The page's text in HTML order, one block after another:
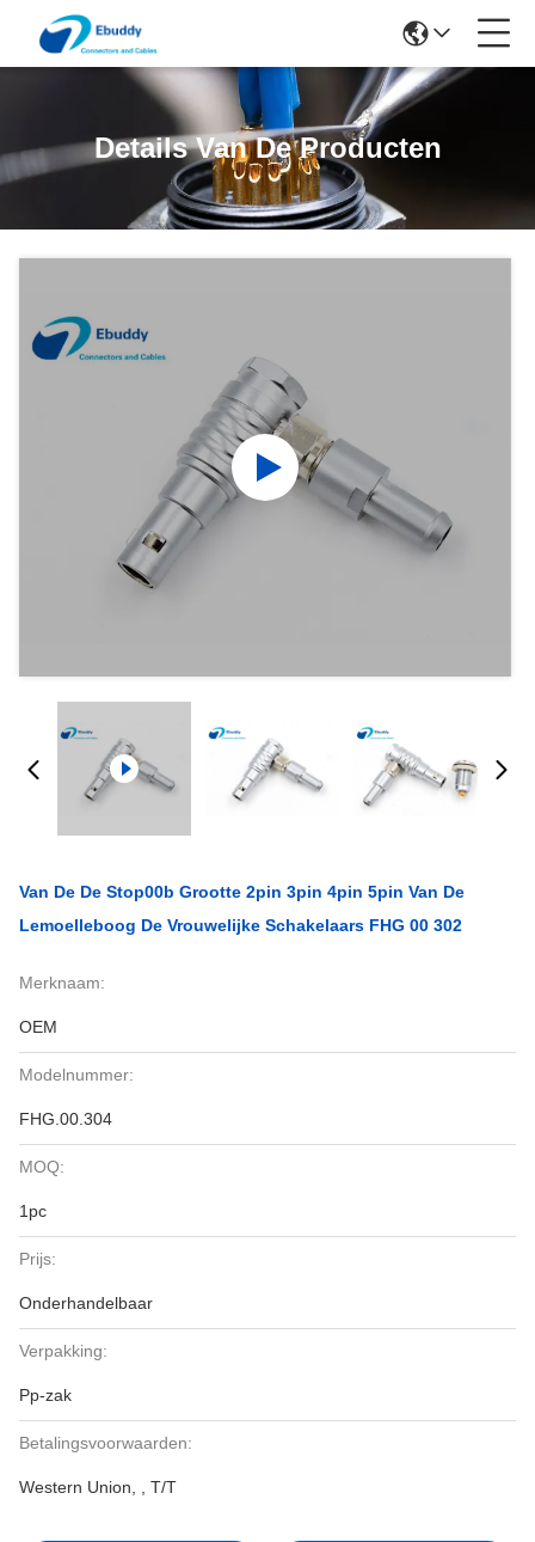
Details Van De Producten
Van De De Stop00b Grootte 2pin 3pin 4pin 5pin Van De
Lemoelleboog De Vrouwelijke Schakelaars FHG 00 302
Merknaam:
OEM
Modelnummer:
FHG.00.304
MOQ:
1pc
Prijs:
Onderhandelbaar
Verpakking:
Pp-zak
Betalingsvoorwaarden:
Western Union, , T/T